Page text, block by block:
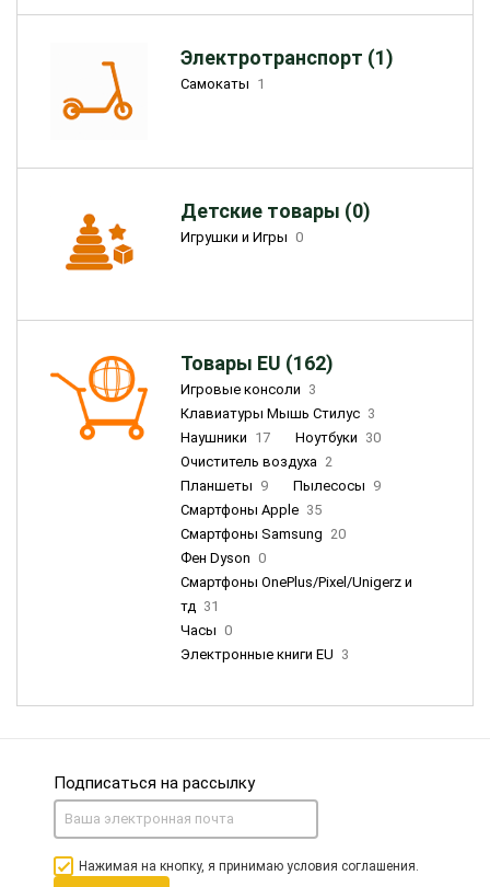
Электротранспорт (1)
Самокаты 1
Детские товары (0)
Игрушки и Игры 0
Товары EU (162)
Игровые консоли 3
Клавиатуры Мышь Стилус 3
Наушники 17 Ноутбуки 30
Очиститель воздуха 2
Планшеты 9 Пылесосы 9
Смартфоны Apple 35
Смартфоны Samsung 20
Фен Dyson 0
Смартфоны OnePlus/Pixel/Unigerz и
тд 31
Часы 0
Электронные книги EU 3
Подписаться на рассылку
Нажимая на кнопку, я принимаю условия соглашения.